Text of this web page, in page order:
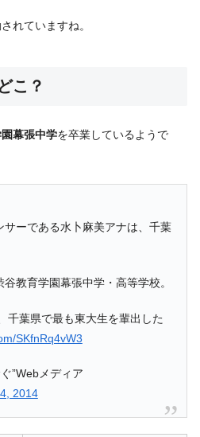
れていますね。
こ？
幕張中学を卒業しているようで
サーである水卜麻美アナは、千葉
教育学園幕張中学・高等学校。
千葉県で最も東大生を輩出した
SKfnRq4vW3
”Webメディア
2014